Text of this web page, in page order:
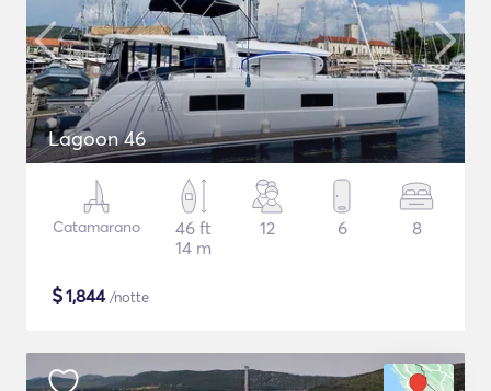
Lagoon 46
Catamarano
46 ft
14 m
12 6 8
$1,844/notte